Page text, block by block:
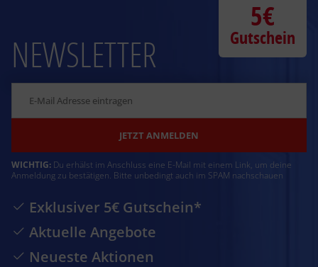
NEWSLETTER
JETZT ANMELDEN
WICHTIG: Du erhälst im Anschluss eine E-Mail mit einem Link, um deine
Anmeldung zu bestätigen. Bitte unbedingt auch im SPAM nachschauen
Exklusiver 5€ Gutschein*
Aktuelle Angebote
Neueste Aktionen
5€
Gutschein